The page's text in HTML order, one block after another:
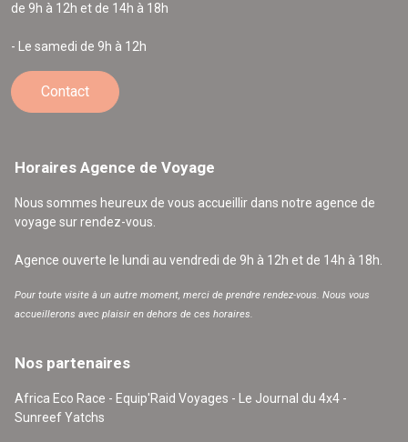
de 9h à 12h et de 14h à 18h
- Le samedi de 9h à 12h
Contact
Horaires Agence de Voyage
Nous sommes heureux de vous accueillir dans notre agence de
voyage sur rendez-vous.
Agence ouverte le lundi au vendredi de 9h à 12h et de 14h à 18h.
Pour toute visite à un autre moment, merci de prendre rendez-vous. Nous vous
accueillerons avec plaisir en dehors de ces horaires.
Nos partenaires
Africa Eco Race - Equip'Raid Voyages - Le Journal du 4x4 -
Sunreef Yatchs